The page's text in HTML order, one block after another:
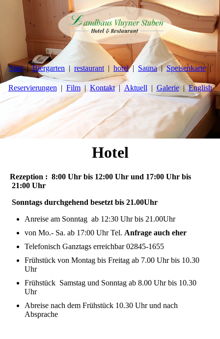
Start Biergarten restaurant hotel Sauna Speisenkarte
Reservierungen Film Kontakt Aktuell Galerie English
Hotel
Rezeption : 8:00 Uhr bis 12:00 Uhr und 17:00 Uhr bis
21:00 Uhr
Sonntags durchgehend besetzt bis 21.00Uhr
Anreise am Sonntag ab 12:30 Uhr bis 21.00Uhr
von Mo.- Sa. ab 17:00 Uhr Tel. Anfrage auch eher
Telefonisch Ganztags erreichbar 02845-1655
Frühstück von Montag bis Freitag ab 7.00 Uhr bis 10.30
Uhr
Frühstück Samstag und Sonntag ab 8.00 Uhr bis 10.30
Uhr
Abreise nach dem Frühstück 10.30 Uhr und nach
Absprache